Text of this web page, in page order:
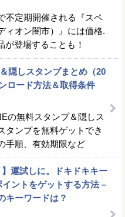
不定期開催される『スペ
ィオン闇市）』には価格.
登場することも！
隠しスタンプまとめ（20
ロード方法＆取得条件
の無料スタンプ＆隠しス
タンプを無料ゲットでき
手順、有効期限など
】運試しに。ドキドキキー
ントをゲットする方法 –
キーワードは？